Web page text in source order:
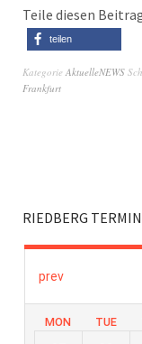
Teile diesen
teilen
Kategorie AktuelleNEWS
Frankfurt
RIEDBERG